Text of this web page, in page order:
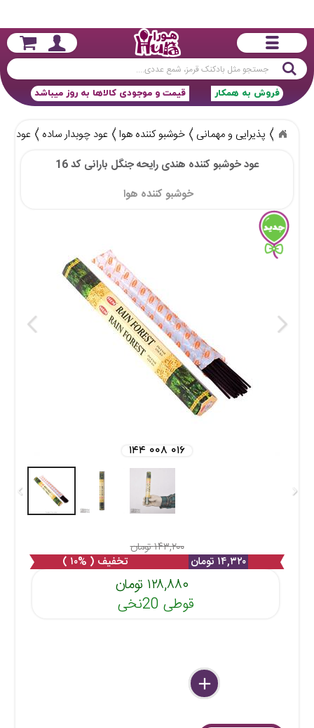
جستجو
قیمت و موجودی کالاها به روز میباشد فروش به همکار
پذیرایی و مهمانی خوشبو کننده هوا عود چوبدار ساده
عود
عود خوشبو کننده هندی رایحه جنگل بارانی کد 16
خوشبو کننده هوا
۱۴۴ ۰۰۸ ۰۱۶
۱۴۳,۲۰۰ تومان
۱۴,۳۲۰ تومان
تخفیف ( %۱۰ )
۱۲۸,۸۸۰ تومان
قوطی 20نخی
delete
remove
add